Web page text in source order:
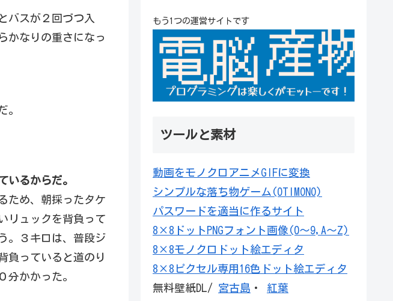
バスが２回づつ入
かなりの重さになっ
。
いるからだ。
ため、朝採ったタケ
リュックを背負って
。３キロは、普段ジ
負っていると道のり
分かかった。
もう1つの運営サイトです
ツールと素材
動画をモノクロアニメGIFに変換
シンプルな落ち物ゲーム(OTIMONO)
パスワードを適当に作るサイト
8×8ドットPNGフォント画像(0～9,A～Z)
8×8モノクロドット絵エディタ
8×8ピクセル専用16色ドット絵エディタ
無料壁紙DL/ 宮古島 ・ 紅葉